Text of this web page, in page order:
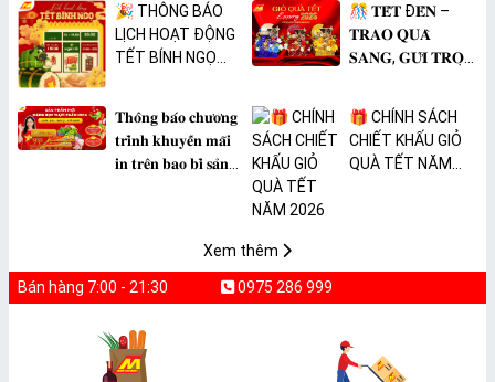
🎉 THÔNG BÁO
LỊCH HOẠT ĐỘNG
TẾT BÍNH NGỌ
🎊 𝐓𝐄̂́𝐓 Đ𝐄̂́𝐍 –
𝐓𝐑𝐀𝐎 𝐐𝐔𝐀̀
𝐒𝐀𝐍𝐆, 𝐆𝐔̛̉𝐈 𝐓𝐑𝐎̣𝐍
𝐓𝐡𝐨̂𝐧𝐠 𝐛𝐚́𝐨 𝐜𝐡𝐮̛𝐨̛𝐧𝐠
𝐭𝐫𝐢̀𝐧𝐡 𝐤𝐡𝐮𝐲𝐞̂́𝐧 𝐦𝐚̃𝐢
𝐢𝐧 𝐭𝐫𝐞̂𝐧 𝐛𝐚𝐨 𝐛𝐢̀ 𝐬𝐚̉𝐧
🎁 CHÍNH SÁCH
CHIẾT KHẤU GIỎ
QUÀ TẾT NĂM
Xem thêm
Bán hàng 7:00 - 21:30 0975 286 999